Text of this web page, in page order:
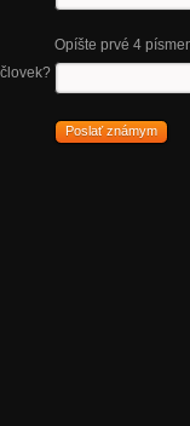
Opíšte prvé 4
Poslať známym